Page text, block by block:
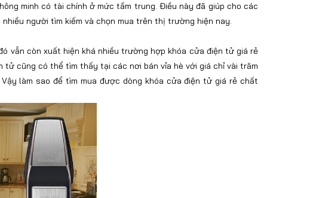
minh có tài chính ở mức tầm trung. Điều này đã giúp cho các
người tìm kiếm và chọn mua trên thị trường hiện nay.
vẫn còn xuất hiện khá nhiều trường hợp khóa cửa điện tử giá rẻ
tử cũng có thể tìm thấy tại các nơi bán vỉa hè với giá chỉ vài trăm
làm sao để tìm mua được dòng khóa cửa điện tử giá rẻ chất